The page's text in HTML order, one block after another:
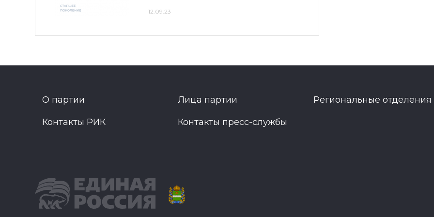
12.09.23
О партии Лица партии Региональные отделения
Контакты РИК Контакты пресс-службы